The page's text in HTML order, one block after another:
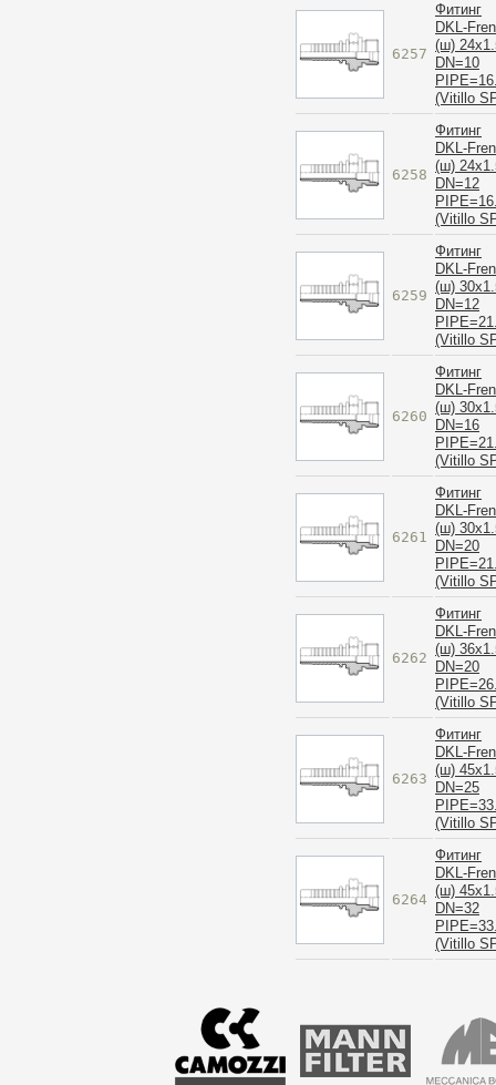
6257
Фитинг
DKL-
(ш)
DN=10
(Vitillo
6258
Фитинг
DKL-
(ш)
DN=12
(Vitillo
6259
Фитинг
DKL-
(ш)
DN=12
(Vitillo
6260
Фитинг
DKL-
(ш)
DN=16
(Vitillo
6261
Фитинг
DKL-
(ш)
DN=20
(Vitillo
6262
Фитинг
DKL-
(ш)
DN=20
(Vitillo
6263
Фитинг
DKL-
(ш)
DN=25
(Vitillo
6264
Фитинг
DKL-
(ш)
DN=32
(Vitillo